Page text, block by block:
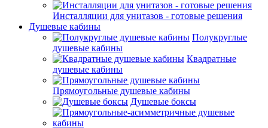
Инсталляции для унитазов - готовые решения
Душевые кабины
Полукруглые
душевые кабины
Квадратные
душевые кабины
Прямоугольные душевые кабины
Душевые боксы